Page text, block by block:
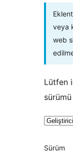
veya
web
Lütfen
Meta
Sürüm